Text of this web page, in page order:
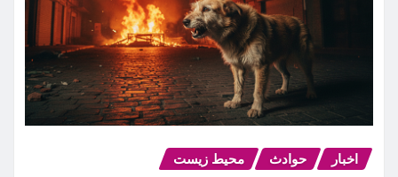
اخبار حوادث محیط زیست